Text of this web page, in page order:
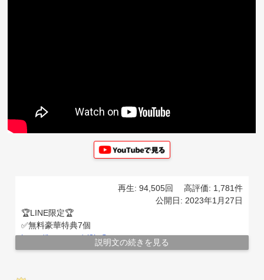
高評価: 1,781件
再生: 94,505回
公開日: 2023年1月27日
🏆LINE限定🏆
✅無料豪華特典7個
https://lstep.app/si8lwSp
【「アプリで開く」を押してください）】
【動画】
説明文の続きを見る